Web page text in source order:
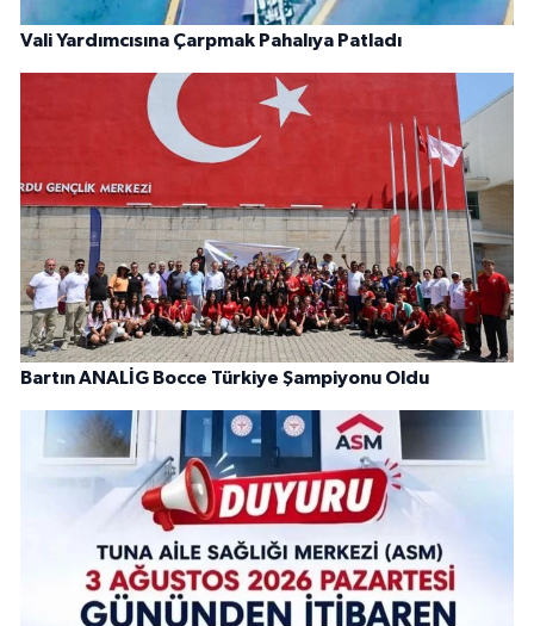
Vali Yardımcısına Çarpmak Pahalıya Patladı
Bartın ANALİG Bocce Türkiye Şampiyonu Oldu